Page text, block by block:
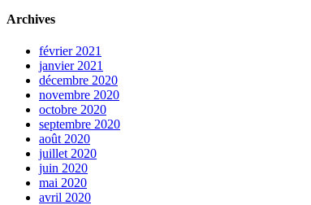
Archives
février 2021
janvier 2021
décembre 2020
novembre 2020
octobre 2020
septembre 2020
août 2020
juillet 2020
juin 2020
mai 2020
avril 2020